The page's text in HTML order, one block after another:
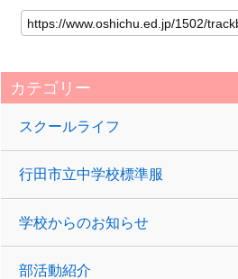
カテゴリー
スクールライフ
行田市立中学校標準服
学校からのお知らせ
部活動紹介